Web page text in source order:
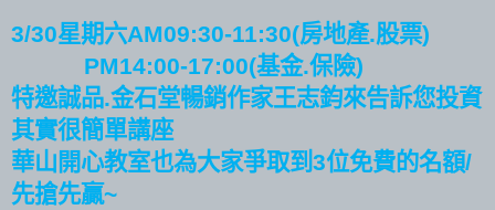
3/30星期六AM09:30-11:30(房地產.股票)
PM14:00-17:00(基金.保險)
特邀誠品.金石堂暢銷作家王志鈞來告訴您投資
其實很簡單講座
華山開心教室也為大家爭取到 3位免費的名額/
先搶先贏~